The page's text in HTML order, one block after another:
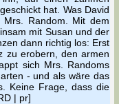
hat. Was David
Random. Mit dem
mit Susan und der
dann richtig los: Erst
zu erobern, den armen
sich Mrs. Randoms
- und als wäre das
Keine Frage, dass die
| pr]